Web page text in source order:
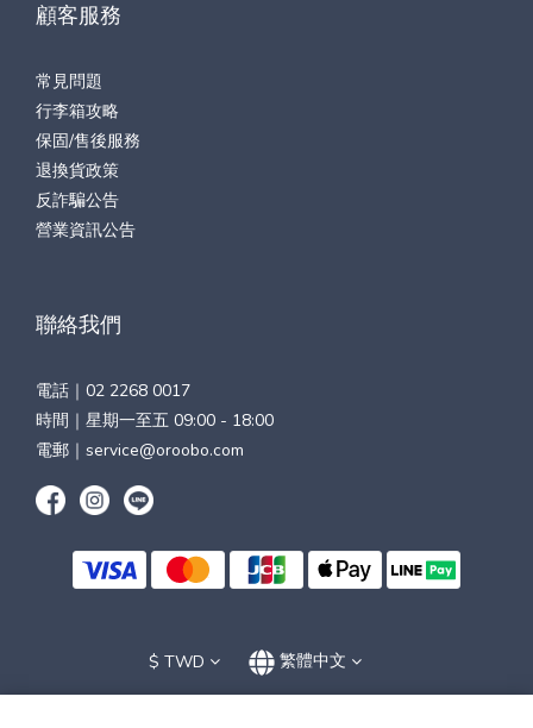
顧客服務
常見問題
行李箱攻略
保固/售後服務
退換貨政策
反詐騙公告
營業資訊公告
聯絡我們
電話｜ 02 2268 0017
時間｜星期一至五 09:00 - 18:00
電郵｜ service@oroobo.com
$ TWD 繁體中文